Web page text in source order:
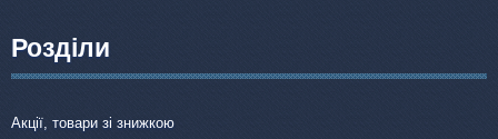
Розділи
Акції, товари зі знижкою